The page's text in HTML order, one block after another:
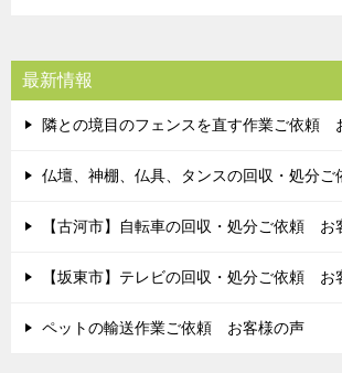
最新情報
隣との境目のフェンスを直す作業ご依頼
仏壇、神棚、仏具、タンスの回収・処分
【古河市】自転車の回収・処分ご依頼 お
【坂東市】テレビの回収・処分ご依頼 お
ペットの輸送作業ご依頼 お客様の声